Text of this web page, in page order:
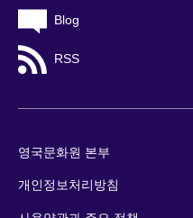
Blog
RSS
영국문화원 본부
개인정보처리방침